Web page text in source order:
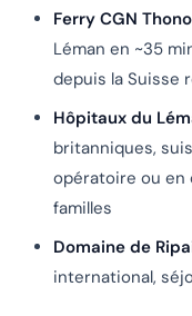
Ferry CGN
Léman en ~35
depuis la Suisse
Hôpitaux du
britanniques,
opératoire ou en
familles
Domaine de
international,